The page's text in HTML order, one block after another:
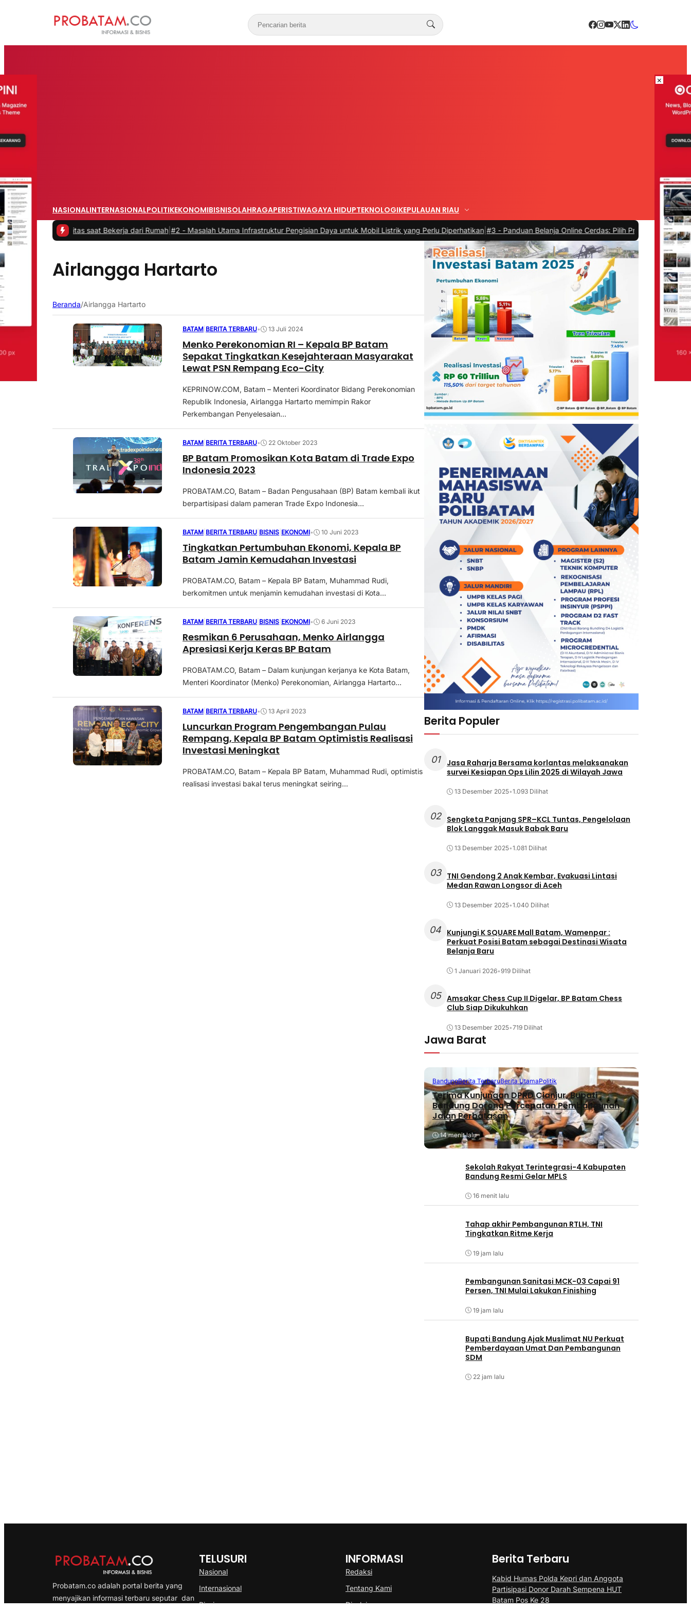
NASIONALINTERNASIONALPOLITIKEKONOMIBISNISOLAHRAGAPERISTIWAGAYA HIDUPTEKNOLOGIKEPULAUAN RIAU
saat Bekerja dari Rumah| #2 - Masalah Utama Infrastruktur Pengisian Daya untuk Mobil Listrik yang Perlu Diperhatikan |#3 -Panduan Belanja Online Cerdas: Pilih Produk dengan Bijak dan
Airlangga Hartarto
Beranda/Airlangga Hartarto
BATAM BERITA TERBARU• 13 Juli 2024
Menko Perekonomian RI – Kepala BP Batam
Sepakat Tingkatkan Kesejahteraan Masyarakat
Lewat PSN Rempang Eco-City
KEPRINOW.COM, Batam – Menteri Koordinator Bidang Perekonomian
Republik Indonesia, Airlangga Hartarto memimpin Rakor
Perkembangan Penyelesaian...
BATAM BERITA TERBARU• 22 Oktober 2023
BP Batam Promosikan Kota Batam di Trade Expo
Indonesia 2023
PROBATAM.CO, Batam – Badan Pengusahaan (BP) Batam kembali ikut
berpartisipasi dalam pameran Trade Expo Indonesia...
BATAM BERITA TERBARU BISNIS EKONOMI• 10 Juni 2023
Tingkatkan Pertumbuhan Ekonomi, Kepala BP
Batam Jamin Kemudahan Investasi
PROBATAM.CO, Batam – Kepala BP Batam, Muhammad Rudi,
berkomitmen untuk menjamin kemudahan investasi di Kota...
BATAM BERITA TERBARU BISNIS EKONOMI• 6 Juni 2023
Resmikan 6 Perusahaan, Menko Airlangga
Apresiasi Kerja Keras BP Batam
PROBATAM.CO, Batam – Dalam kunjungan kerjanya ke Kota Batam,
Menteri Koordinator (Menko) Perekonomian, Airlangga Hartarto...
BATAM BERITA TERBARU• 13 April 2023
Luncurkan Program Pengembangan Pulau
Rempang, Kepala BP Batam Optimistis Realisasi
Investasi Meningkat
PROBATAM.CO, Batam – Kepala BP Batam, Muhammad Rudi, optimistis
realisasi investasi bakal terus meningkat seiring...
Berita Populer
01
Jasa Raharja Bersama korlantas melaksanakan
survei Kesiapan Ops Lilin 2025 di Wilayah Jawa
13 Desember 2025•1.093 Dilihat
02
Sengketa Panjang SPR–KCL Tuntas, Pengelolaan
Blok Langgak Masuk Babak Baru
13 Desember 2025•1.081 Dilihat
03
TNI Gendong 2 Anak Kembar, Evakuasi Lintasi
Medan Rawan Longsor di Aceh
13 Desember 2025•1.040 Dilihat
04 Kunjungi K SQUARE Mall Batam, Wamenpar :
Perkuat Posisi Batam sebagai Destinasi Wisata
Belanja Baru
1 Januari 2026•919 Dilihat
05 Amsakar Chess Cup II Digelar, BP Batam Chess
Club Siap Dikukuhkan
13 Desember 2025•719 Dilihat
Jawa Barat
BandungBerita TerbaruBerita UtamaPolitik
Terima Kunjungan DPRD Cianjur, Bupati
Bandung Dorong Percepatan Pembangunan
Jalan Perbatasan
14 menit lalu
Sekolah Rakyat Terintegrasi-4 Kabupaten
Bandung Resmi Gelar MPLS
16 menit lalu
Tahap akhir Pembangunan RTLH, TNI
Tingkatkan Ritme Kerja
19 jam lalu
Pembangunan Sanitasi MCK-03 Capai 91
Persen, TNI Mulai Lakukan Finishing
19 jam lalu
Bupati Bandung Ajak Muslimat NU Perkuat
Pemberdayaan Umat Dan Pembangunan
SDM
22 jam lalu
Probatam.co adalah portal berita yang
menyajikan informasi terbaru seputar dan
TELUSURI
Nasional
Internasional
Bisnis
INFORMASI
Redaksi
Tentang Kami
Disclaimer
Berita Terbaru
Kabid Humas Polda Kepri dan Anggota
Partisipasi Donor Darah Sempena HUT
Batam Pos Ke 28
×